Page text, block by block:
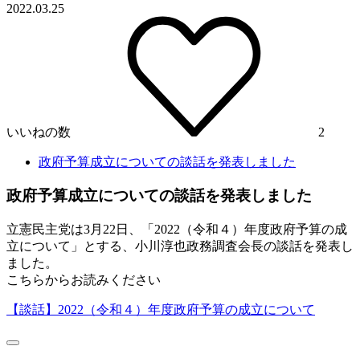
2022.03.25
いいねの数 2
政府予算成立についての談話を発表しました
政府予算成立についての談話を発表しました
立憲民主党は3月22日、「2022（令和４）年度政府予算の成
立について」とする、小川淳也政務調査会長の談話を発表し
ました。
こちらからお読みください
【談話】2022（令和４）年度政府予算の成立について